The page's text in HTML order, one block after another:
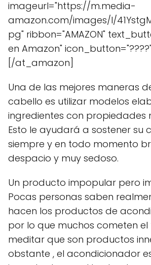
imageurl="https://m.media-
amazon.com/images/I/
pg" ribbon="AMAZON"
en Amazon"
[/at_amazon]
Una de las mejores maneras
cabello es utilizar modelos
ingredientes con propiedades
Esto le ayudará a sostener su
siempre y en todo momento
despacio y muy sedoso.
Un producto impopular pero
Pocas personas saben
hacen los productos de
por lo que muchos cometen
meditar que son productos
obstante , el acondicionador